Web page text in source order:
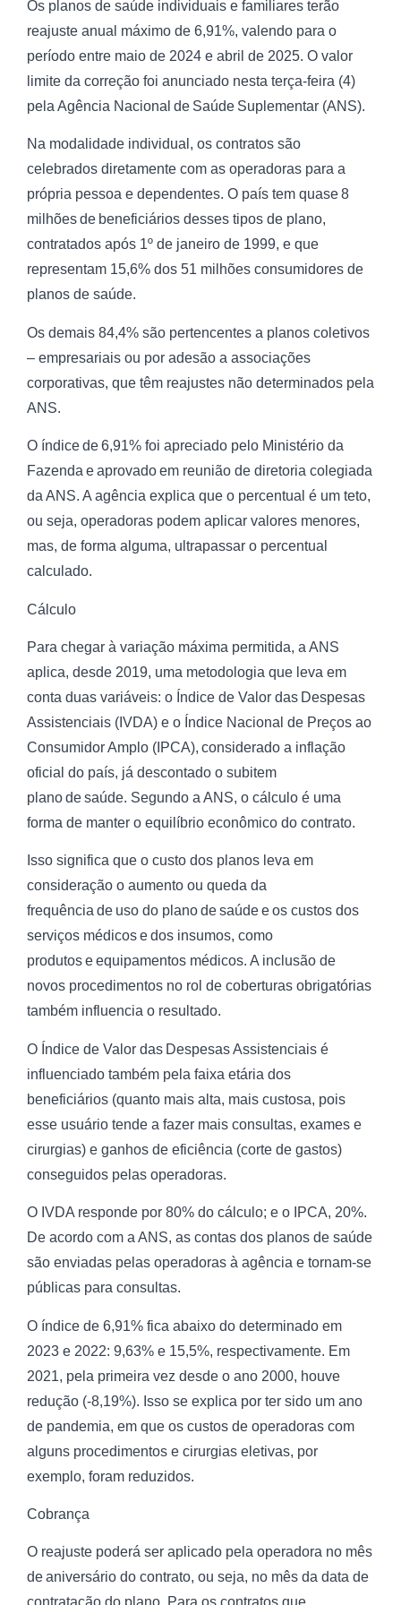
Os planos de saúde individuais e familiares terão
reajuste anual máximo de 6,91%, valendo para o
período entre maio de 2024 e abril de 2025. O valor
limite da correção foi anunciado nesta terça-feira (4)
pela Agência Nacional de Saúde Suplementar (ANS).
Na modalidade individual, os contratos são
celebrados diretamente com as operadoras para a
própria pessoa e dependentes. O país tem quase 8
milhões de beneficiários desses tipos de plano,
contratados após 1º de janeiro de 1999, e que
representam 15,6% dos 51 milhões consumidores de
planos de saúde.
Os demais 84,4% são pertencentes a planos coletivos
– empresariais ou por adesão a associações
corporativas, que têm reajustes não determinados pela
ANS.
O índice de 6,91% foi apreciado pelo Ministério da
Fazenda e aprovado em reunião de diretoria colegiada
da ANS. A agência explica que o percentual é um teto,
ou seja, operadoras podem aplicar valores menores,
mas, de forma alguma, ultrapassar o percentual
calculado.
Cálculo
Para chegar à variação máxima permitida, a ANS
aplica, desde 2019, uma metodologia que leva em
conta duas variáveis: o Índice de Valor das Despesas
Assistenciais (IVDA) e o Índice Nacional de Preços ao
Consumidor Amplo (IPCA), considerado a inflação
oficial do país, já descontado o subitem
plano de saúde. Segundo a ANS, o cálculo é uma
forma de manter o equilíbrio econômico do contrato.
Isso significa que o custo dos planos leva em
consideração o aumento ou queda da
frequência de uso do plano de saúde e os custos dos
serviços médicos e dos insumos, como
produtos e equipamentos médicos. A inclusão de
novos procedimentos no rol de coberturas obrigatórias
também influencia o resultado.
O Índice de Valor das Despesas Assistenciais é
influenciado também pela faixa etária dos
beneficiários (quanto mais alta, mais custosa, pois
esse usuário tende a fazer mais consultas, exames e
cirurgias) e ganhos de eficiência (corte de gastos)
conseguidos pelas operadoras.
O IVDA responde por 80% do cálculo; e o IPCA, 20%.
De acordo com a ANS, as contas dos planos de saúde
são enviadas pelas operadoras à agência e tornam-se
públicas para consultas.
O índice de 6,91% fica abaixo do determinado em
2023 e 2022: 9,63% e 15,5%, respectivamente. Em
2021, pela primeira vez desde o ano 2000, houve
redução (-8,19%). Isso se explica por ter sido um ano
de pandemia, em que os custos de operadoras com
alguns procedimentos e cirurgias eletivas, por
exemplo, foram reduzidos.
Cobrança
O reajuste poderá ser aplicado pela operadora no mês
de aniversário do contrato, ou seja, no mês da data de